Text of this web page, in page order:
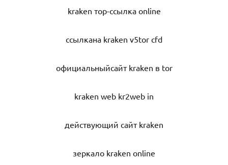
kraken тор-ссылка online
ссылкана kraken v5tor cfd
официальныйсайт kraken в tor
kraken web kr2web in
действующий сайт kraken
зеркало kraken online